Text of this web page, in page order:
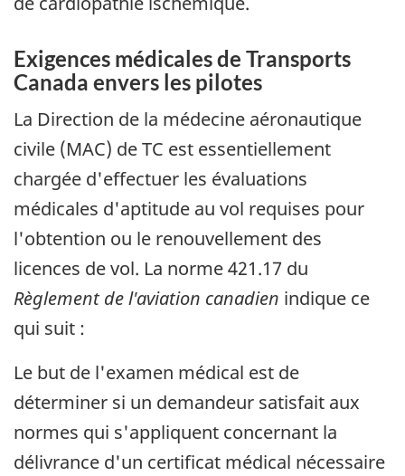
Exigences médicales de Transports
Canada envers les pilotes
La Direction de la médecine aéronautique
civile (MAC) de TC est essentiellement
chargée d'effectuer les évaluations
médicales d'aptitude au vol requises pour
l'obtention ou le renouvellement des
licences de vol. La norme 421.17 du
Règlement de l'aviation canadien indique ce
qui suit :
Le but de l'examen médical est de
déterminer si un demandeur satisfait aux
normes qui s'appliquent concernant la
délivrance d'un certificat médical nécessaire